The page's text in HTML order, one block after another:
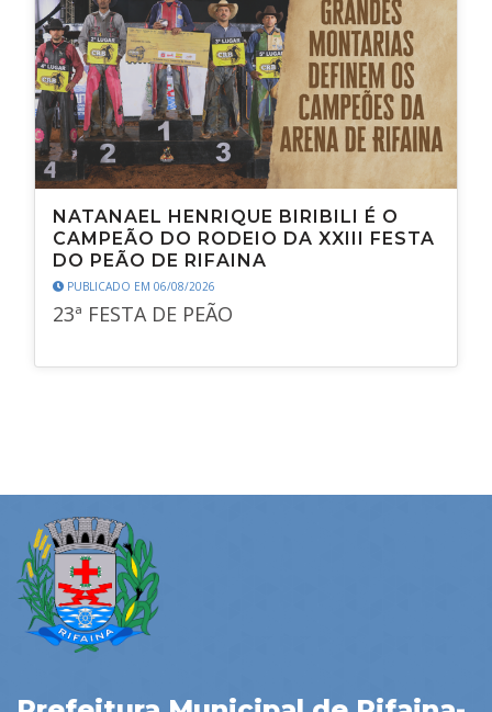
NATANAEL HENRIQUE BIRIBILI É O
CAMPEÃO DO RODEIO DA XXIII FESTA
DO PEÃO DE RIFAINA
PUBLICADO EM 06/08/2026
23ª FESTA DE PEÃO